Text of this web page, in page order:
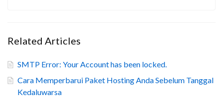
Related Articles
SMTP Error: Your Account has been locked.
Cara Memperbarui Paket Hosting Anda Sebelum Tanggal
Kedaluwarsa